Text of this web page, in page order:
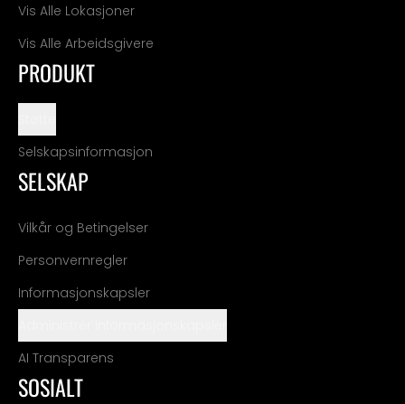
Vis Alle Lokasjoner
Vis Alle Arbeidsgivere
PRODUKT
Selskapsinformasjon
SELSKAP
Vilkår og Betingelser
Personvernregler
Informasjonskapsler
AI Transparens
SOSIALT